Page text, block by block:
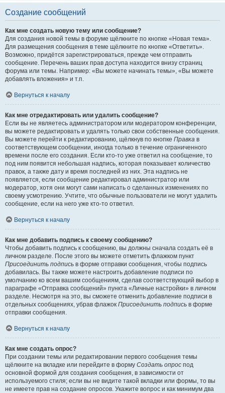
Создание сообщений
Как мне создать новую тему или сообщение?
Для создания новой темы в форуме щёлкните по кнопке «Новая тема».
Для размещения сообщения в теме щёлкните по кнопке «Ответить».
Возможно, придётся зарегистрироваться, прежде чем отправить
сообщение. Перечень ваших прав доступа находится внизу страниц
форума или темы. Например: «Вы можете начинать темы», «Вы можете
добавлять вложения» и т.п.
Вернуться к началу
Как мне отредактировать или удалить сообщение?
Если вы не являетесь администратором или модератором конференции,
вы можете редактировать и удалять только свои собственные сообщения.
Вы можете перейти к редактированию, щёлкнув по кнопке Правка в
соответствующем сообщении, иногда только в течение ограниченного
времени после его создания. Если кто-то уже ответил на сообщение, то
под ним появится небольшая надпись, которая показывает количество
правок, а также дату и время последней из них. Эта надпись не
появляется, если сообщение редактировал администратор или
модератор, хотя они могут сами написать о сделанных изменениях по
своему усмотрению. Учтите, что обычные пользователи не могут удалить
сообщение, если на него уже кто-то ответил.
Вернуться к началу
Как мне добавить подпись к своему сообщению?
Чтобы добавить подпись к сообщению, вы должны сначала создать её в
личном разделе. После этого вы можете отметить флажком пункт
Присоединить подпись в форме отправки сообщения, чтобы подпись
добавилась. Вы также можете настроить добавление подписи по
умолчанию ко всем вашим сообщениям, сделав соответствующий выбор в
параграфе «Отправка сообщений» пункта «Личные настройки» в личном
разделе. Несмотря на это, вы сможете отменить добавление подписи в
отдельных сообщениях, убрав флажок Присоединить подпись в форме
отправки сообщения.
Вернуться к началу
Как мне создать опрос?
При создании темы или редактировании первого сообщения темы
щёлкните на вкладке или перейдите в форму Создать опрос под
основной формой для создания сообщения, в зависимости от
используемого стиля; если вы не видите такой вкладки или формы, то вы
не имеете прав на создание опросов. Укажите вопрос и как минимум два